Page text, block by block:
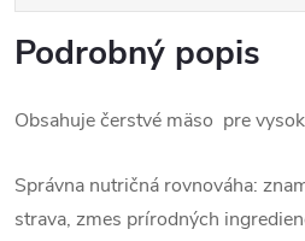
Podrobný popis
Obsahuje čerstvé mäso pre
Správna nutričná rovnováha:
strava, zmes prírodných